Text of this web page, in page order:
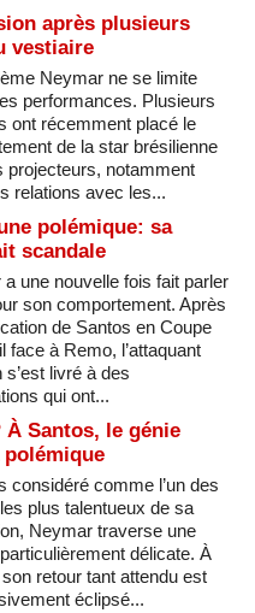
après plusieurs
vestiaire
Neymar ne se limite
performances. Plusieurs
ont récemment placé le
de la star brésilienne
projecteurs, notamment
relations avec les...
polémique: sa
scandale
a une nouvelle fois fait parler
son comportement. Après
de Santos en Coupe
face à Remo, l’attaquant
s’est livré à des
qui ont...
À Santos, le génie
polémique
considéré comme l’un des
plus talentueux de sa
Neymar traverse une
délicate. À
retour tant attendu est
éclipsé...